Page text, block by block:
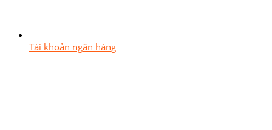
Tài khoản ngân hàng